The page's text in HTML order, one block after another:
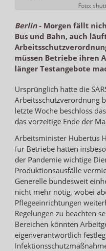
Foto:
Berlin- Morgen fällt
Bus und Bahn, auch
müssen Betriebe ihren
länger Testangebote
Ursprünglich hatte die
Arbeitsschutzverordnung
letzte Woche beschloss
das vorzeitige Ende der
Arbeitsminister Hubertus
für Betriebe hätten
der Pandemie wichtige
Produktionsausfälle
Generelle bundesweit
nicht mehr nötig, wobei
Pflegeeinrichtungen
Regelungen zu beachten
Bereichen könnten
eigenverantwortlich